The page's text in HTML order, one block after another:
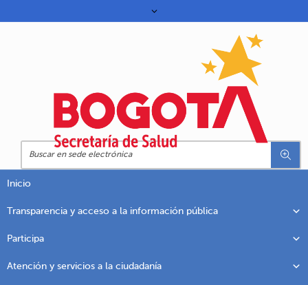
Inicio
Transparencia y acceso a la información pública
Participa
Atención y servicios a la ciudadanía